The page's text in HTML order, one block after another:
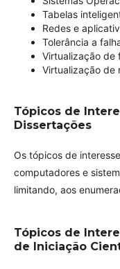
Tabelas
Redes e
Tolerância a
Virtualização de
Virtualização de
Tópicos de
Dissertações
Os tópicos de
computadores e
limitando, aos
Tópicos de
de Iniciação